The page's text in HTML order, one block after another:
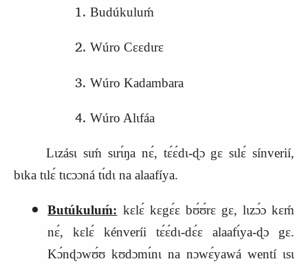
Budúkuluḿ
Wúro Cɛɛdɩrɛ
Wúro Kadambara
Wúro Alɩfáa
Lɩzásɩ sɩḿ sɩrɩ́ŋa nɛ́, tɛ́ɛ́dɩ-ɖɔ gɛ sɩlɛ́ sínverií,
bɩka tɩlɛ́ tɩcɔɔná tɩ́dɩ na alaafíya.
Butúkuluḿ: kɛlɛ́ kɛgɛ́ɛ bʊ́ʊ́rɛ gɛ, lɩzɔ́ɔ kɛḿ
nɛ́, kɛlɛ́ kénveríi tɛ́ɛ́dɩ-dɛ́ɛ alaafɩ́ya-ɖɔ gɛ.
Kɔ́nɖɔwʊ́ʊ kʊdɔmɩ́nɩ na nɔwɛ́yawá wentí ɩsɩ